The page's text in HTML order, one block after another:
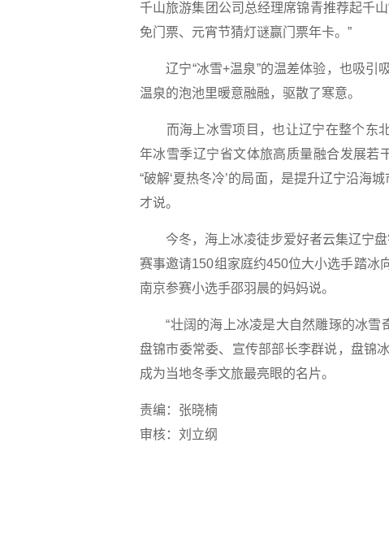
千山旅游集团公司总经理席锦青推荐起千
免门票、元宵节猜灯谜赢门票年卡。”
辽宁“冰雪+温泉”的温差体验，也吸引
温泉的泡池里暖意融融，驱散了寒意。
而海上冰雪项目，也让辽宁在整个东
年冰雪季辽宁省文体旅高质量融合发展若
“破解‘夏热冬冷’的局面，是提升辽宁沿海
才说。
今冬，海上冰凌徒步爱好者云集辽宁盘
赛事邀请150组家庭约450位大小选手踏冰
南京参赛小选手邵羽晨的妈妈说。
“壮阔的海上冰凌是大自然雕琢的冰雪
盘锦市委常委、宣传部部长李群说，盘锦
成为当地冬季文旅最亮眼的名片。
责编：张晓楠
审核：刘立纲